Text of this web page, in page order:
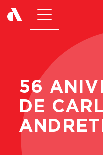
56
DE